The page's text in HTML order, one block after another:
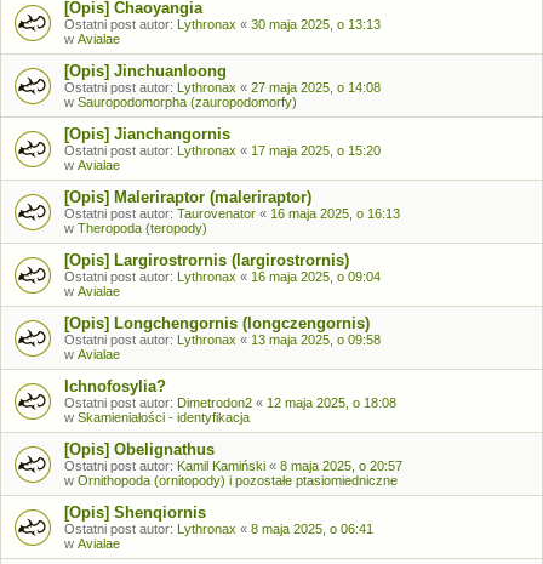
[Opis] Chaoyangia
Ostatni post autor: Lythronax « 30 maja 2025, o 13:13
w Avialae
[Opis] Jinchuanloong
Ostatni post autor: Lythronax « 27 maja 2025, o 14:08
w Sauropodomorpha (zauropodomorfy)
[Opis] Jianchangornis
Ostatni post autor: Lythronax « 17 maja 2025, o 15:20
w Avialae
[Opis] Maleriraptor (maleriraptor)
Ostatni post autor: Taurovenator « 16 maja 2025, o 16:13
w Theropoda (teropody)
[Opis] Largirostrornis (largirostrornis)
Ostatni post autor: Lythronax « 16 maja 2025, o 09:04
w Avialae
[Opis] Longchengornis (longczengornis)
Ostatni post autor: Lythronax « 13 maja 2025, o 09:58
w Avialae
Ichnofosylia?
Ostatni post autor: Dimetrodon2 « 12 maja 2025, o 18:08
w Skamieniałości - identyfikacja
[Opis] Obelignathus
Ostatni post autor: Kamil Kamiński « 8 maja 2025, o 20:57
w Ornithopoda (ornitopody) i pozostałe ptasiomiedniczne
[Opis] Shenqiornis
Ostatni post autor: Lythronax « 8 maja 2025, o 06:41
w Avialae